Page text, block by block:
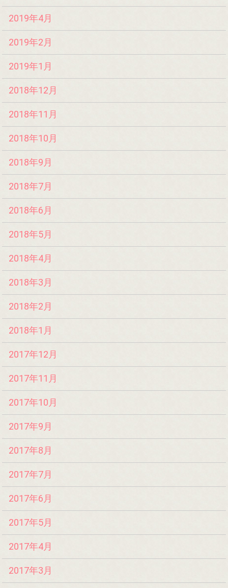
2019年4月
2019年2月
2019年1月
2018年12月
2018年11月
2018年10月
2018年9月
2018年7月
2018年6月
2018年5月
2018年4月
2018年3月
2018年2月
2018年1月
2017年12月
2017年11月
2017年10月
2017年9月
2017年8月
2017年7月
2017年6月
2017年5月
2017年4月
2017年3月